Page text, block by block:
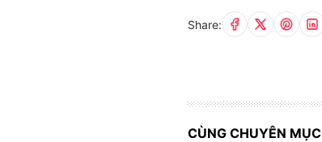
Share:
CÙNG CHUYÊN MỤC